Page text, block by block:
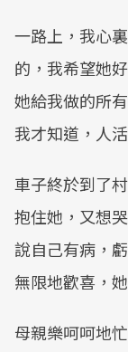
一路上，我心
的，我希望她
她給我做的所
我才知道，人
車子終於到了
抱住她，又想
說自己有病，
無限地歡喜，
母親樂呵呵地